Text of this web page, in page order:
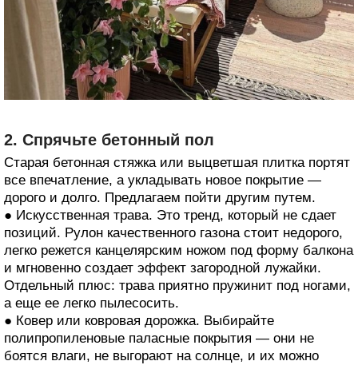
2. Спрячьте бетонный пол
Старая бетонная стяжка или выцветшая плитка портят
все впечатление, а укладывать новое покрытие —
дорого и долго. Предлагаем пойти другим путем.
● Искусственная трава. Это тренд, который не сдает
позиций. Рулон качественного газона стоит недорого,
легко режется канцелярским ножом под форму балкона
и мгновенно создает эффект загородной лужайки.
Отдельный плюс: трава приятно пружинит под ногами,
а еще ее легко пылесосить.
● Ковер или ковровая дорожка. Выбирайте
полипропиленовые паласные покрытия — они не
боятся влаги, не выгорают на солнце, и их можно